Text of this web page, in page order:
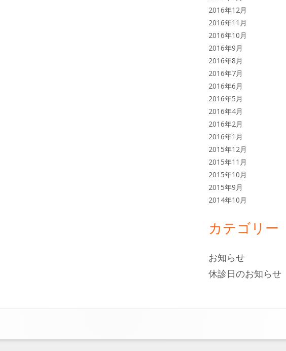
2016年12月
2016年11月
2016年10月
2016年9月
2016年8月
2016年7月
2016年6月
2016年5月
2016年4月
2016年2月
2016年1月
2015年12月
2015年11月
2015年10月
2015年9月
2014年10月
カテゴリー
お知らせ
休診日のお知らせ